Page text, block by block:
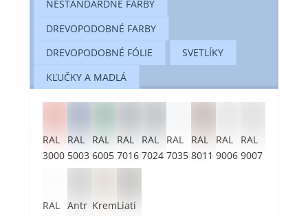
NEŠTANDARDNÉ FARBY
DREVOPODOBNÉ FARBY
DREVOPODOBNÉ FÓLIE
SVETLÍKY
KĽUČKY A MADLÁ
RAL
3000
RAL
5003
RAL
6005
RAL
7016
RAL
7024
RAL
7035
RAL
8011
RAL
9006
RAL
9007
RAL
Antr KremLiati